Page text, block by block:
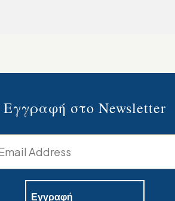
Εγγραφή στο Newsletter